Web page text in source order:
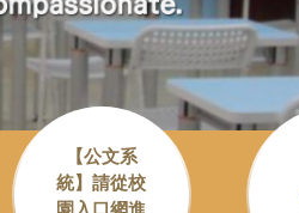
【公文系
統】請從校